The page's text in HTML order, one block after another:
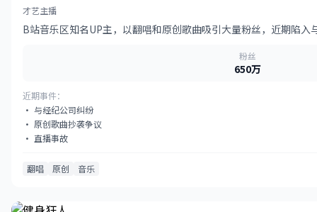
才艺主播
B站音乐区知名UP主，以翻唱和原创歌曲吸引大量粉丝，近期陷入
粉丝
650万
近期事件：
· 与经纪公司纠纷
· 原创歌曲抄袭争议
· 直播事故
翻唱 原创 音乐